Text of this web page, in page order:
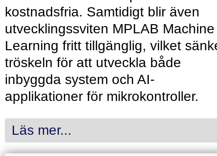
kostnadsfria. Samtidigt blir även
utvecklingssviten MPLAB Machine
Learning fritt tillgänglig, vilket
tröskeln för att utveckla både
inbyggda system och AI-
applikationer för mikrokontroller.
Läs mer...